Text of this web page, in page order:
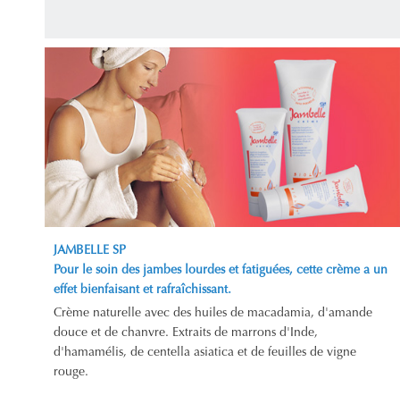
JAMBELLE SP
Pour le soin des jambes lourdes et fatiguées, cette crème a un
effet bienfaisant et rafraîchissant.
Crème naturelle avec des huiles de macadamia, d'amande
douce et de chanvre. Extraits de marrons d'Inde,
d'hamamélis, de centella asiatica et de feuilles de vigne
rouge.